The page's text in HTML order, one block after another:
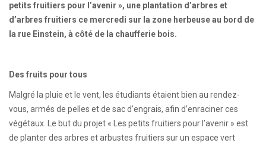
petits fruitiers pour l’avenir », une plantation d’arbres et
d’arbres fruitiers ce mercredi sur la zone herbeuse au bord de
la rue Einstein, à côté de la chaufferie bois.
Des fruits pour tous
Malgré la pluie et le vent, les étudiants étaient bien au rendez-
vous, armés de pelles et de sac d’engrais, afin d’enraciner ces
végétaux. Le but du projet « Les petits fruitiers pour l’avenir » est
de planter des arbres et arbustes fruitiers sur un espace vert